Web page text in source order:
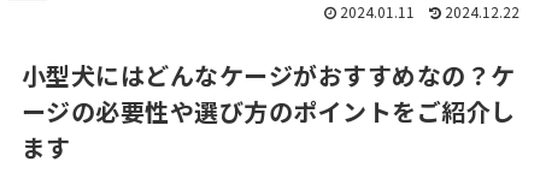
小型犬にはどんなケージがおすすめなの？ケ
ージの必要性や選び方のポイントをご紹介し
ます
2024.01.11 2024.12.22